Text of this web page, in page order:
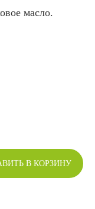
В КОРЗИНУ
масло.